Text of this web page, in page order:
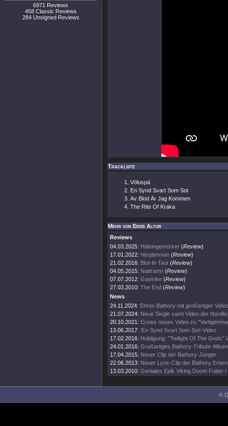
6971 Reviews
458 Classic Reviews
284 Unsigned Reviews
Trackliste
Völuspá
En Synd Svart Som Sot
Av Blod Är Jag Kommen
The Rite Of Kraka
Mehr von Ereb Altor
Reviews
04.03.2025: Hälsingemörker (Review)
17.01.2022: Vargtimman (Review)
21.02.2016: Blot-Iit-Taut (Review)
04.05.2015: Nattramn (Review)
07.07.2012: Gastrike (Review)
27.03.2010: The End (Review)
News
24.11.2024: Ehren Bathory mit großartiger
21.07.2024: Neue Single samt Video der
20.10.2021: Erstes neues Video zu
13.06.2017: 'En Synd Svart Som Sot'-Video
17.02.2016: Huldigung: "Twilight Of The Gods"
24.01.2016: Großartiges Bathory-Tribute-
17.04.2015: Neuer Clip der Bathory-Jünger.
22.06.2013: Neuer Lyric-Clip der Bathory
13.03.2010: Geniales Epik Viking Doom Futter !
©